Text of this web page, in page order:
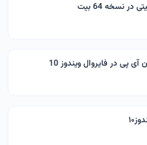
پی در فایروال ویندوز 10